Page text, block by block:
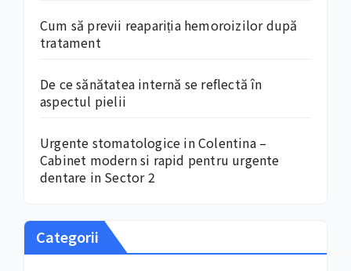
Cum să previi reapariția hemoroizilor după
tratament
De ce sănătatea internă se reflectă în
aspectul pielii
Urgente stomatologice in Colentina –
Cabinet modern si rapid pentru urgente
dentare in Sector 2
Categorii